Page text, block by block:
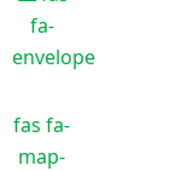
fa-
envelope
fas fa-
map-